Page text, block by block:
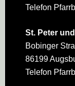
Telefon
St. Peter und
Bobinger
86199
Telefon